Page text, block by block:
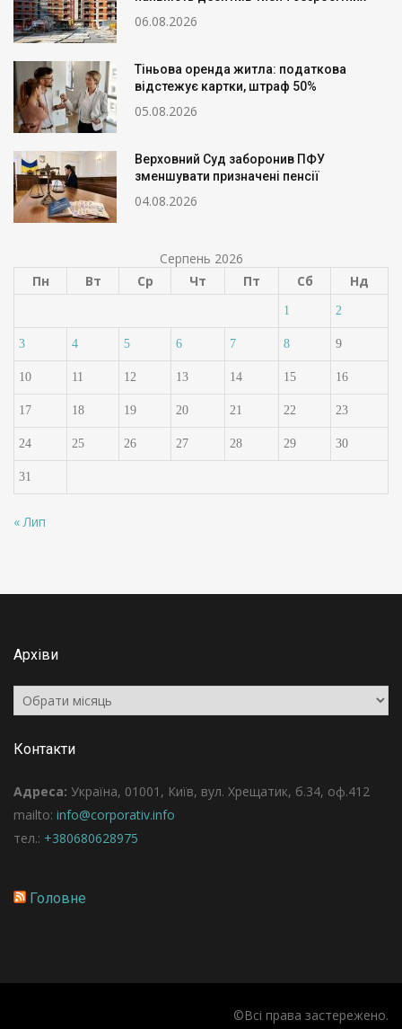
06.08.2026
Тіньова оренда житла: податкова
відстежує картки, штраф 50%
05.08.2026
Верховний Суд заборонив ПФУ
зменшувати призначені пенсії
04.08.2026
Серпень 2026
Пн
Вт Ср Чт Пт Сб Нд
1 2
3 4 5 6 7 8 9
10 11 12 13 14 15 16
17 18 19 20 21 22 23
24 25 26 27 28 29 30
31
« Лип
Архіви
Архіви
Контакти
Адреса: Україна, 01001, Київ, вул. Хрещатик, б.34, оф.412
mailto: info@corporativ.info
тел.: +380680628975
Головне
©Всі права застережено.